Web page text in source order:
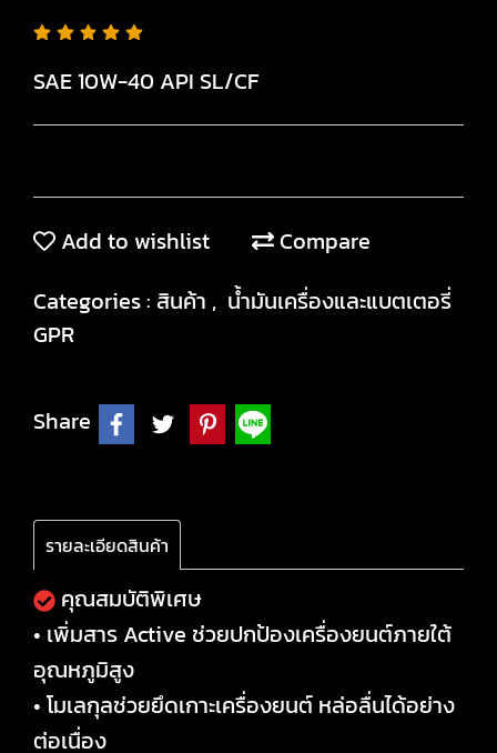
SAE 10W-40 API SL/CF
Add to wishlist
Compare
Categories : สินค้า , น้ำมันเครื่องและแบตเตอรี่
GPR
Share
รายละเอียดสินค้า
คุณสมบัติพิเศษ
• เพิ่มสาร Active ช่วยปกป้องเครื่องยนต์ภายใต้
อุณหภูมิสูง
• โมเลกุลช่วยยึดเกาะเครื่องยนต์ หล่อลื่นได้อย่าง
ต่อเนื่อง